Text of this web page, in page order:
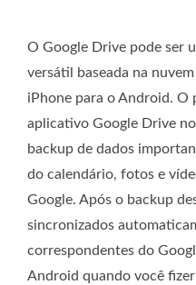
O Google Drive pode ser
versátil baseada na
iPhone para o Android. O
aplicativo Google Drive
backup de dados
do calendário, fotos e
Google. Após o backup
sincronizados
correspondentes do
Android quando você